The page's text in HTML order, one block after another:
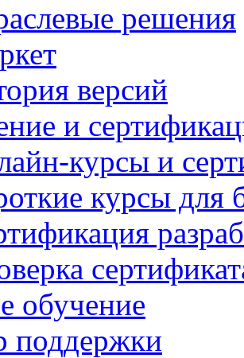
решения
версий
и
курсы и
курсы для
обучение
поддержки